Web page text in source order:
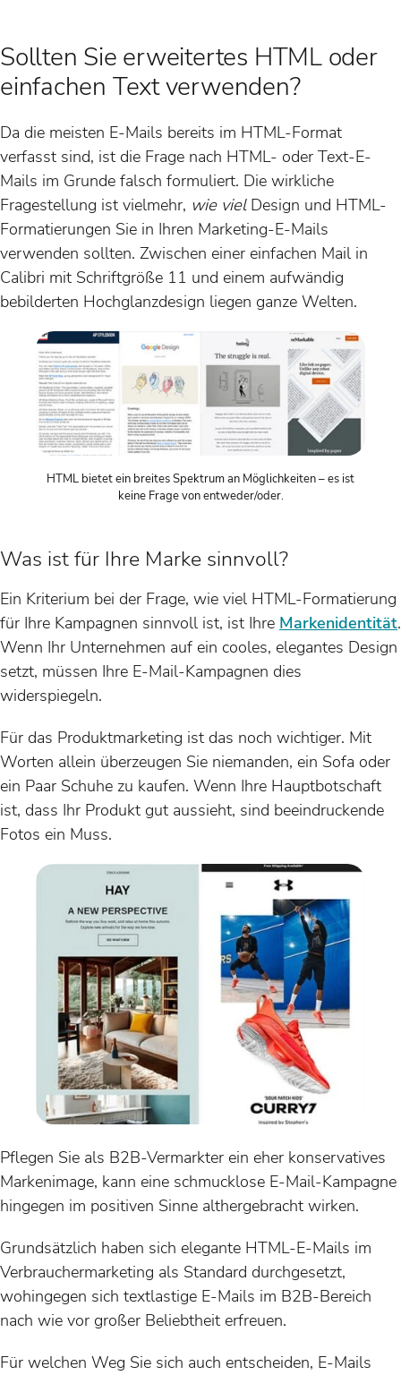
Sollten Sie erweitertes HTML oder
einfachen Text verwenden?
Da die meisten E-Mails bereits im HTML-Format
verfasst sind, ist die Frage nach HTML- oder Text-E-
Mails im Grunde falsch formuliert. Die wirkliche
Fragestellung ist vielmehr, wie vielDesign und HTML-
Formatierungen Sie in Ihren Marketing-E-Mails
verwenden sollten. Zwischen einer einfachen Mail in
Calibri mit Schriftgröße 11 und einem aufwändig
bebilderten Hochglanzdesign liegen ganze Welten.
HTML bietet ein breites Spektrum an Möglichkeiten – es ist
keine Frage von entweder/oder.
Was ist für Ihre Marke sinnvoll?
Ein Kriterium bei der Frage, wie viel HTML-Formatierung
für Ihre Kampagnen sinnvoll ist, ist Ihre Markenidentität.
Wenn Ihr Unternehmen auf ein cooles, elegantes Design
setzt, müssen Ihre E-Mail-Kampagnen dies
widerspiegeln.
Für das Produktmarketing ist das noch wichtiger. Mit
Worten allein überzeugen Sie niemanden, ein Sofa oder
ein Paar Schuhe zu kaufen. Wenn Ihre Hauptbotschaft
ist, dass Ihr Produkt gut aussieht, sind beeindruckende
Fotos ein Muss.
Pflegen Sie als B2B-Vermarkter ein eher konservatives
Markenimage, kann eine schmucklose E-Mail-Kampagne
hingegen im positiven Sinne althergebracht wirken.
Grundsätzlich haben sich elegante HTML-E-Mails im
Verbrauchermarketing als Standard durchgesetzt,
wohingegen sich textlastige E-Mails im B2B-Bereich
nach wie vor großer Beliebtheit erfreuen.
Für welchen Weg Sie sich auch entscheiden, E-Mails